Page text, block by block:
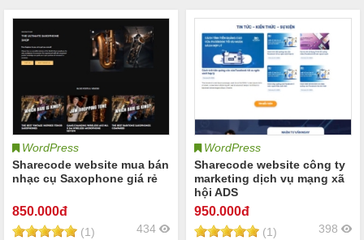
WordPress
Sharecode website mua bán
nhạc cụ Saxophone giá rẻ
850.000đ
(1) 434
WordPress
Sharecode website công ty
marketing dịch vụ mạng xã
hội ADS
950.000đ
(1) 398